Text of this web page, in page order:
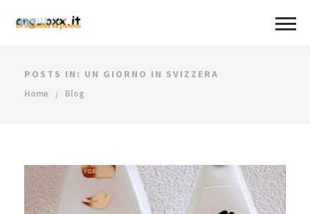
POSTS IN: UN GIORNO IN SVIZZERA
Home Blog